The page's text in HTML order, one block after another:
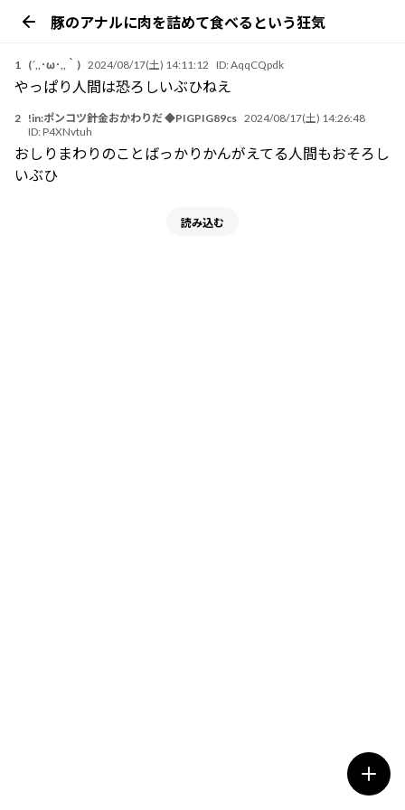
豚のアナルに肉を詰めて食べるという狂気
1 (´,,･ω･,,｀) 2024/08/17(土) 14:11:12 ID:AqqCQpdk
やっぱり人間は恐ろしいぶひねえ
2 !in:ポンコツ針金おかわりだ ◆PIGPIG89cs 2024/08/17(土) 14:26:48
ID: P4XNvtuh
おしりまわりのことばっかりかんがえてる人間もおそろし
いぶひ
読み込む